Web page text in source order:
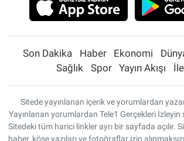
Son Dakika Haber Ekonomi
Sağlık
Spor Yayın Akışı
Sitede yayınlanan içerik ve yorumlardan
Yayınlanan yorumlardan Tele1 Gerçekleri
Sitedeki tüm harici linkler ayrı bir sayfada açılır.
haber, köşe yazıları ve fotoğraflar izin